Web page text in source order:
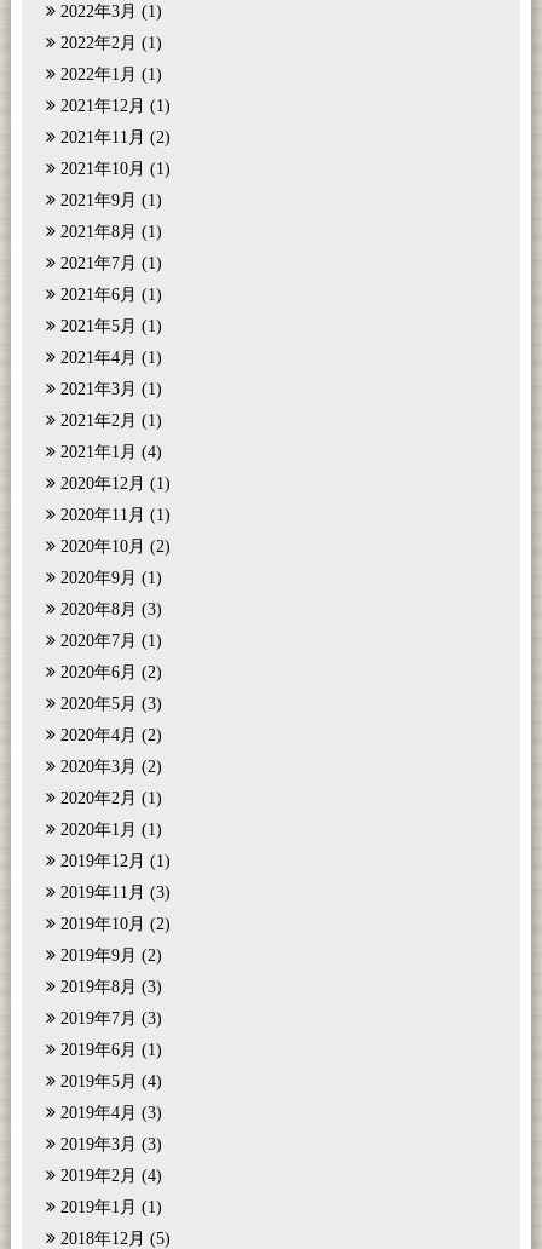
2022年3月 (1)
2022年2月 (1)
2022年1月 (1)
2021年12月 (1)
2021年11月 (2)
2021年10月 (1)
2021年9月 (1)
2021年8月 (1)
2021年7月 (1)
2021年6月 (1)
2021年5月 (1)
2021年4月 (1)
2021年3月 (1)
2021年2月 (1)
2021年1月 (4)
2020年12月 (1)
2020年11月 (1)
2020年10月 (2)
2020年9月 (1)
2020年8月 (3)
2020年7月 (1)
2020年6月 (2)
2020年5月 (3)
2020年4月 (2)
2020年3月 (2)
2020年2月 (1)
2020年1月 (1)
2019年12月 (1)
2019年11月 (3)
2019年10月 (2)
2019年9月 (2)
2019年8月 (3)
2019年7月 (3)
2019年6月 (1)
2019年5月 (4)
2019年4月 (3)
2019年3月 (3)
2019年2月 (4)
2019年1月 (1)
2018年12月 (5)